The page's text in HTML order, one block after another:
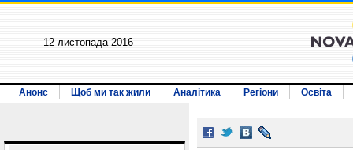
12 листопада 2016
Анонс Щоб ми так жили Аналітика Регіони Освіта